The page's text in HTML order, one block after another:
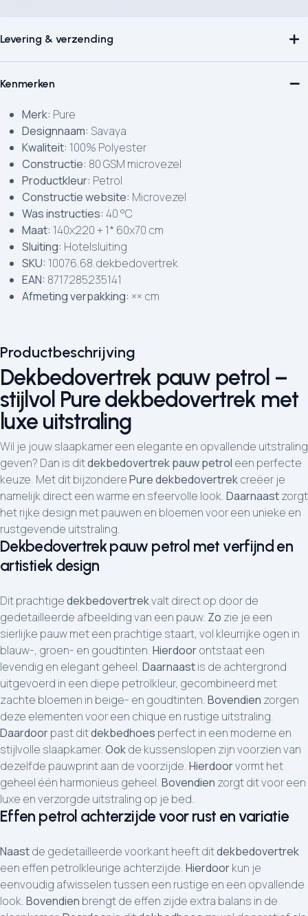
Productbeschrijving
Dekbedovertrek pauw petrol –
stijlvol Pure dekbedovertrek met
luxe uitstraling
Wil je jouw slaapkamer een elegante en opvallende uitstraling
geven? Dan is ditdekbedovertrek pauw petrol een perfecte
keuze. Met dit bijzonderePure dekbedovertrekcreëer je
namelijk direct een warme en sfeervolle look.Daarnaastzorgt
het rijke design met pauwen en bloemen voor een unieke en
rustgevende uitstraling.
Dekbedovertrek pauw petrol met verfijnd en
artistiek design
Dit prachtigedekbedovertrekvalt direct op door de
gedetailleerde afbeelding van een pauw. Zo zie je een
sierlijke pauw met een prachtige staart, vol kleurrijke ogen in
blauw-, groen- en goudtinten.Hierdoorontstaat een
levendig en elegant geheel.Daarnaastis de achtergrond
uitgevoerd in een diepe petrolkleur, gecombineerd met
zachte bloemen in beige- en goudtinten.Bovendien zorgen
deze elementen voor een chique en rustige uitstraling.
Daardoorpast ditdekbedhoes perfect in een moderne en
stijlvolle slaapkamer.Ookde kussenslopen zijn voorzien van
dezelfde pauwprint aan de voorzijde.Hierdoorvormt het
geheel één harmonieus geheel.Bovendien zorgt dit voor een
luxe en verzorgde uitstraling op je bed.
Effen petrol achterzijde voor rust en variatie
Naastde gedetailleerde voorkant heeft ditdekbedovertrek
een effen petrolkleurige achterzijde.Hierdoorkun je
eenvoudig afwisselen tussen een rustige en een opvallende
look.Bovendien brengt de effen zijde extra balans in de
Levering & verzending
Kenmerken
Merk: Pure
Designnaam: Savaya
Kwaliteit: 100% Polyester
Constructie: 80 GSM microvezel
Productkleur: Petrol
Constructie website: Microvezel
Was instructies: 40 °C
Maat: 140x220 + 1* 60x70 cm
Sluiting: Hotelsluiting
SKU: 10076.68.dekbedovertrek
EAN: 8717285235141
Afmeting verpakking: ×× cm